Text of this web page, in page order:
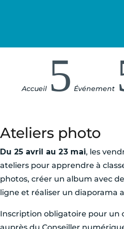
Accueil 5 Événement
Ateliers photo
Du 25 avril au 23 mai, les
ateliers pour apprendre à
photos, créer un album avec
ligne et réaliser un diaporama
Inscription obligatoire pour un